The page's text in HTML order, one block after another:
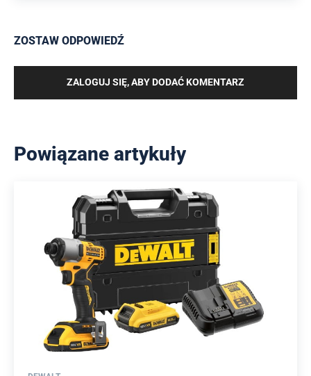
ZOSTAW ODPOWIEDŹ
ZALOGUJ SIĘ, ABY DODAĆ KOMENTARZ
Powiązane artykuły